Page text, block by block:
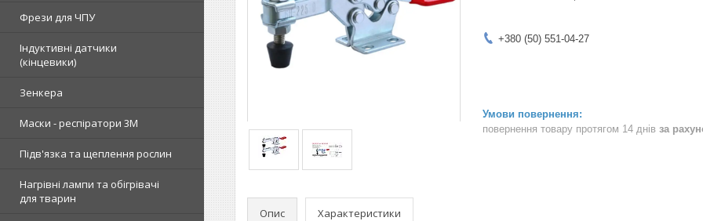
Фрези для ЧПУ
Індуктивні датчики
(кінцевики)
Зенкера
Маски - респіратори 3М
Підв'язка та щеплення рослин
Нагрівні лампи та обігрівачі
для тварин
+380 (50) 551-04-27
повернення товару протягом 14 днів за
Опис Характеристики